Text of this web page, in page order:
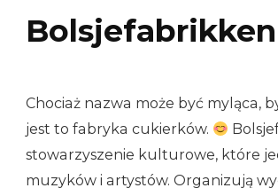
Bolsjefabrikken
Chociaż nazwa może być myląca,
jest to fabryka cukierków.
stowarzyszenie kulturowe, które
muzyków i artystów. Organizują